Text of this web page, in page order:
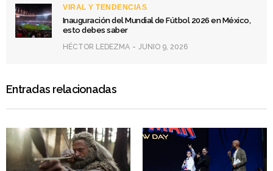
VIRAL Y TENDENCIAS
Inauguración del Mundial de Fútbol 2026 en México,
esto debes saber
HÉCTOR LEDEZMA JUNIO 9, 2026
Entradas relacionadas